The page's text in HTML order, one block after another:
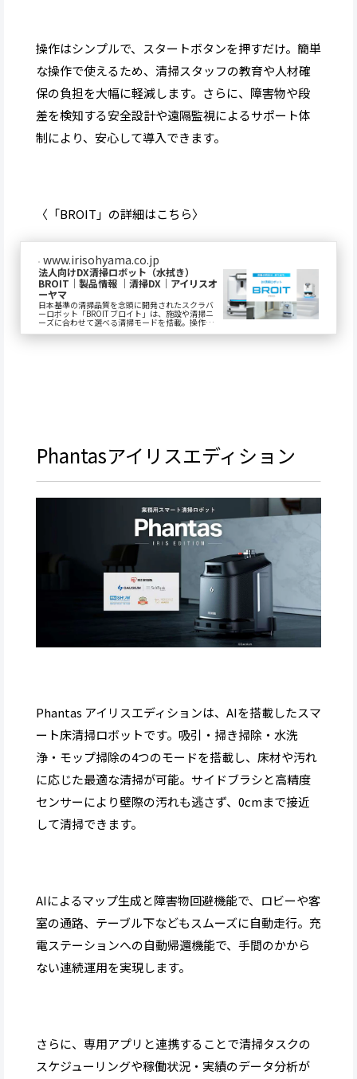
操作はシンプルで、スタートボタンを押すだけ。簡単
な操作で使えるため、清掃スタッフの教育や人材確
保の負担を大幅に軽減します。さらに、障害物や段
差を検知する安全設計や遠隔監視によるサポート体
制により、安心して導入できます。
〈「BROIT」の詳細はこちら〉
法人向けDX清掃ロボット（水拭き）
BROIT｜製品情報 ｜清掃DX｜アイリスオ
ーヤマ
日本基準の清掃品質を念頭に開発されたスクラバ
ーロボット「BROIT ブロイト」は、施設や清掃ニ
ーズに合わせて選べる清掃モードを搭載。操作
www.irisohyama.co.jp
Phantasアイリスエディション
Phantas アイリスエディションは、AIを搭載したスマ
ート床清掃ロボットです。吸引・掃き掃除・水洗
浄・モップ掃除の4つのモードを搭載し、床材や汚れ
に応じた最適な清掃が可能。サイドブラシと高精度
センサーにより壁際の汚れも逃さず、0cmまで接近
して清掃できます。
AIによるマップ生成と障害物回避機能で、ロビーや客
室の通路、テーブル下などもスムーズに自動走行。充
電ステーションへの自動帰還機能で、手間のかから
ない連続運用を実現します。
さらに、専用アプリと連携することで清掃タスクの
スケジューリングや稼働状況・実績のデータ分析が